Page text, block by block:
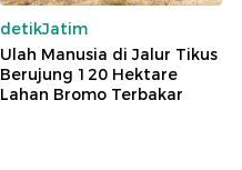
detikJatim
Ulah Manusia di Jalur Tikus
Berujung 120 Hektare
Lahan Bromo Terbakar